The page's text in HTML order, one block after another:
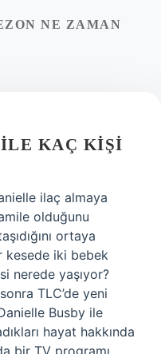
NE ZAMAN
KAÇ KIŞI
ilaç almaya
olduğunu
ortaya
kesede iki bebek
nerede yaşıyor?
TLC’de yeni
Busby ile
hayat hakkında
bir TV programı